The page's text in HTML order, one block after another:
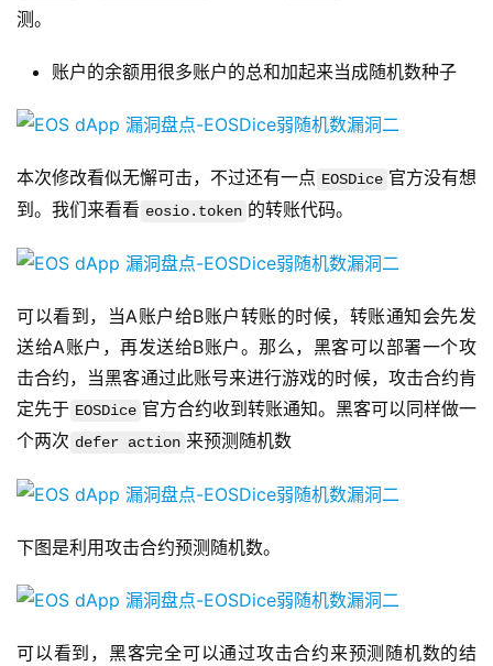
测。
账户的余额用很多账户的总和加起来当成随机数种子
本次修改看似无懈可击，不过还有一点 EOSDice 官方没有想
到。我们来看看 eosio.token 的转账代码。
可以看到，当A账户给B账户转账的时候，转账通知会先发
送给A账户，再发送给B账户。那么，黑客可以部署一个攻
击合约，当黑客通过此账号来进行游戏的时候，攻击合约肯
定先于 EOSDice 官方合约收到转账通知。黑客可以同样做一
个两次 defer action 来预测随机数
下图是利用攻击合约预测随机数。
可以看到，黑客完全可以通过攻击合约来预测随机数的结